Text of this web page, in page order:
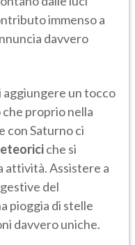
immenso a
davvero
aggiungere un tocco
che proprio nella
con Saturno ci
che si
attività. Assistere a
del
pioggia di stelle
davvero uniche.